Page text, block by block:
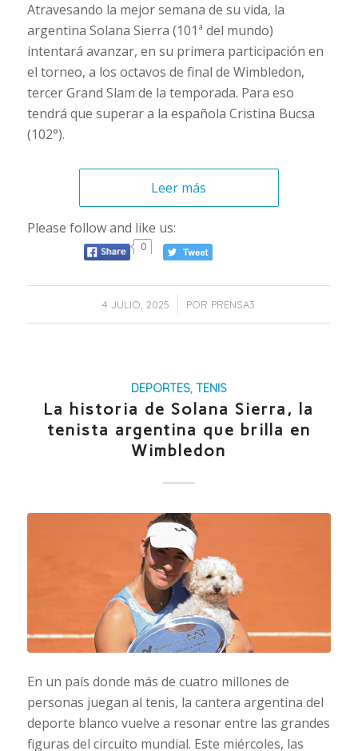
Atravesando la mejor semana de su vida, la
argentina Solana Sierra (101ª del mundo)
intentará avanzar, en su primera participación en
el torneo, a los octavos de final de Wimbledon,
tercer Grand Slam de la temporada. Para eso
tendrá que superar a la española Cristina Bucsa
(102°).
Leer más
Please follow and like us:
0
4 JULIO, 2025
/ POR PRENSA3
DEPORTES, TENIS
La historia de Solana Sierra, la
tenista argentina que brilla en
Wimbledon
En un país donde más de cuatro millones de
personas juegan al tenis, la cantera argentina del
deporte blanco vuelve a resonar entre las grandes
figuras del circuito mundial. Este miércoles, las